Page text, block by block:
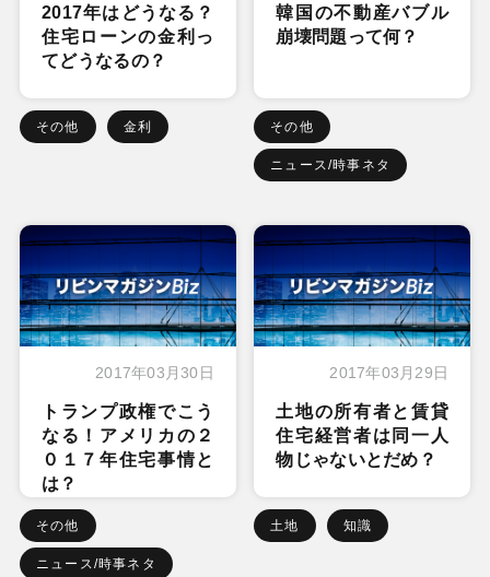
2017年はどうなる？
住宅ローンの金利っ
てどうなるの？
その他 金利
韓国の不動産バブル
崩壊問題って何？
その他
ニュース/時事ネタ
2017年03月30日
トランプ政権でこう
なる！アメリカの２
０１７年住宅事情と
は？
その他
ニュース/時事ネタ
2017年03月29日
土地の所有者と賃貸
住宅経営者は同一人
物じゃないとだめ？
土地 知識